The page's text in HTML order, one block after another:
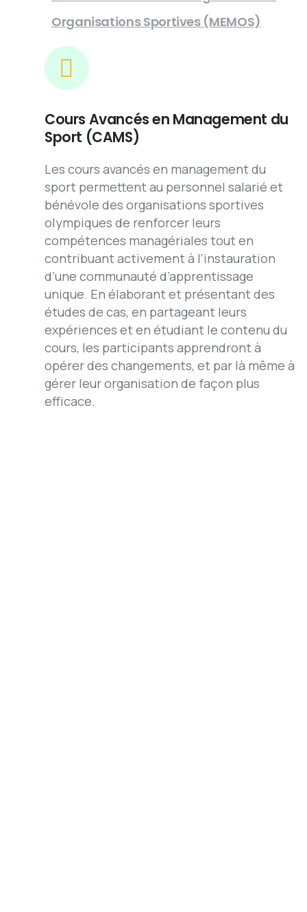
Organisations Sportives (MEMOS)
Cours Avancés en Management du
Sport (CAMS)
Les cours avancés en management du
sport permettent au personnel salarié et
bénévole des organisations sportives
olympiques de renforcer leurs
compétences managériales tout en
contribuant activement à l’instauration
d’une communauté d’apprentissage
unique. En élaborant et présentant des
études de cas, en partageant leurs
expériences et en étudiant le contenu du
cours, les participants apprendront à
opérer des changements, et par là même à
gérer leur organisation de façon plus
efficace.